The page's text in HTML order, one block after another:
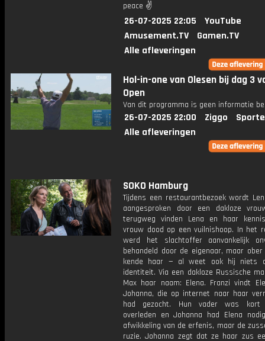
peace ✌
26-07-2025 22:05
YouTube
Amusement.TV
Gamen.TV
Alle afleveringen
Hol-in-one van Olesen bij dag 3
Open
Van dit programma is geen informatie
26-07-2025 22:00 Ziggo
Alle afleveringen
SOKO Hamburg
Tijdens een restaurantbezoek wordt
aangesproken door een dakloze
terugweg vinden Lena en haar
vrouw dood op een vuilnishoop. In het
werd het slachtoffer aanvankelijk
behandeld door de eigenaar, maar ober
kende haar — al weet ook hij niets
identiteit. Via een dakloze Russische
Max haar naam: Elena. Franzi vindt
Johanna, die op internet naar haar
had gezocht. Hun vader was kort
overleden en Johanna had Elena
afwikkeling van de erfenis, maar de
ruzie. Johanna zegt dat ze haar zus